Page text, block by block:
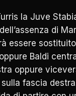
la Juve
di
essere
Baldi
oppure
fascia